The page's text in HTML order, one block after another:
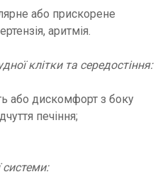
або прискорене
аритмія.
клітки та середостіння:
або дискомфорт з боку
печіння;